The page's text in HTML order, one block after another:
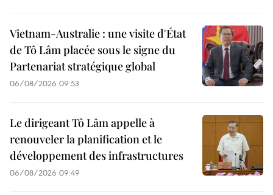
Vietnam-Australie : une visite d'État
de Tô Lâm placée sous le signe du
Partenariat stratégique global
06/08/2026 09:53
Le dirigeant Tô Lâm appelle à
renouveler la planification et le
développement des infrastructures
06/08/2026 09:49